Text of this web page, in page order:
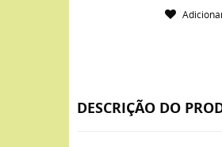
DESCRIÇÃO DO